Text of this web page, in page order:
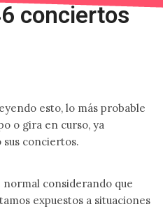
conciertos
esto, lo más probable
o gira en curso, ya
sus conciertos.
considerando que
expuestos a situaciones